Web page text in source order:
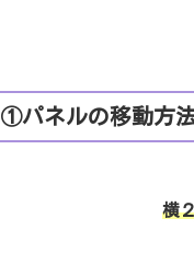
①パネルの移動方
横